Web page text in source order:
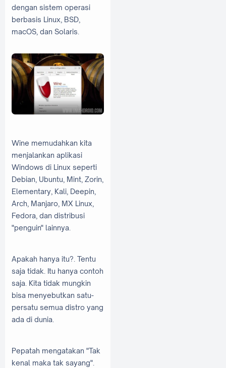
dengan sistem operasi
berbasis Linux, BSD,
macOS, dan Solaris.
Wine memudahkan kita
menjalankan aplikasi
Windows di Linux seperti
Debian, Ubuntu, Mint, Zorin,
Elementary, Kali, Deepin,
Arch, Manjaro, MX Linux,
Fedora, dan distribusi
"penguin" lainnya.
Apakah hanya itu?. Tentu
saja tidak. Itu hanya contoh
saja. Kita tidak mungkin
bisa menyebutkan satu-
persatu semua distro yang
ada di dunia.
Pepatah mengatakan "Tak
kenal maka tak sayang".